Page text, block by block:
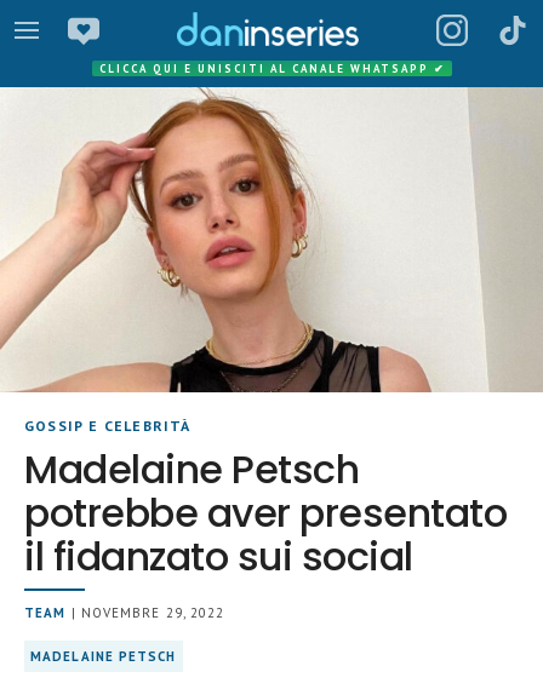
CLICCA QUI E UNISCITI AL CANALE WHATSAPP ✔
GOSSIP E CELEBRITÀ
Madelaine Petsch
potrebbe aver presentato
il fidanzato sui social
TEAM | NOVEMBRE 29, 2022
MADELAINE PETSCH